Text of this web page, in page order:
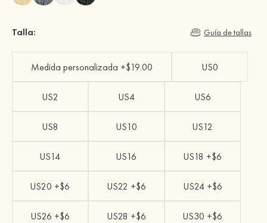
Talla: Guía de tallas
Medida personalizada +$19.00 US0
US2 US4 US6
US8 US10 US12
US14 US16 US18 +$6
US20 +$6 US22 +$6 US24 +$6
US26 +$6 US28 +$6 US30 +$6